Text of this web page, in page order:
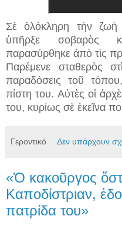
Σὲ ὁλόκληρη τὴν ζωὴ
ὑπῆρξε σοβαρὸς
παρασύρθηκε ἀπὸ τὶς
Παρέμενε σταθερὸς
παραδόσεις τοῦ
πίστη του. Αὐτὲς οἱ
του, κυρίως σὲ ἐκεῖνα
Γεροντικό Δεν υπάρχουν
«Ὁ κακοῦργος
Καποδίστριαν,
πατρίδα του»